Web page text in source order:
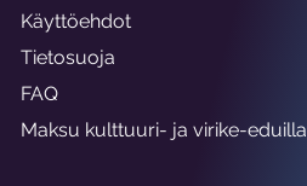
Käyttöehdot
Tietosuoja
FAQ
Maksu kulttuuri- ja virike-eduilla